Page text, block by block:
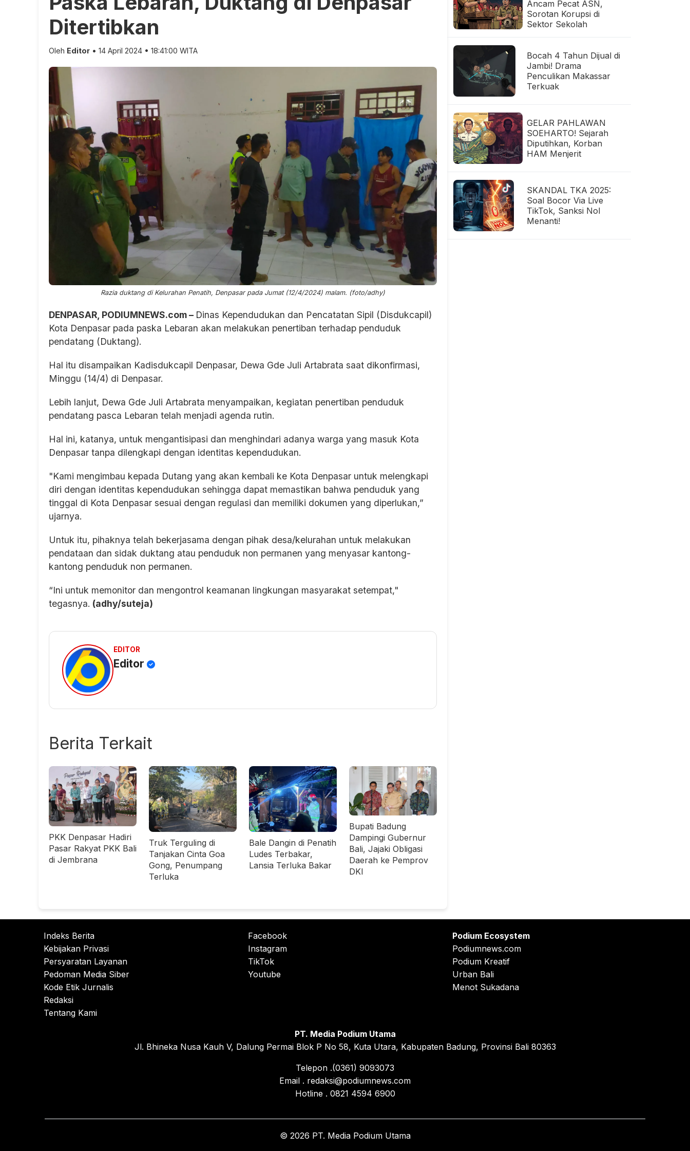
Ditertibkan
Oleh Editor • 14 April 2024 • 18:41:00 WITA
Razia duktang di Kelurahan Penatih, Denpasar pada Jumat (12/4/2024) malam. (foto/adhy)
DENPASAR, PODIUMNEWS.com – Dinas Kependudukan dan Pencatatan Sipil (Disdukcapil)
Kota Denpasar pada paska Lebaran akan melakukan penertiban terhadap penduduk
pendatang (Duktang).
Hal itu disampaikan Kadisdukcapil Denpasar, Dewa Gde Juli Artabrata saat dikonfirmasi,
Minggu (14/4) di Denpasar.
Lebih lanjut, Dewa Gde Juli Artabrata menyampaikan, kegiatan penertiban penduduk
pendatang pasca Lebaran telah menjadi agenda rutin.
Hal ini, katanya, untuk mengantisipasi dan menghindari adanya warga yang masuk Kota
Denpasar tanpa dilengkapi dengan identitas kependudukan.
"Kami mengimbau kepada Dutang yang akan kembali ke Kota Denpasar untuk melengkapi
diri dengan identitas kependudukan sehingga dapat memastikan bahwa penduduk yang
tinggal di Kota Denpasar sesuai dengan regulasi dan memiliki dokumen yang diperlukan,”
ujarnya.
Untuk itu, pihaknya telah bekerjasama dengan pihak desa/kelurahan untuk melakukan
pendataan dan sidak duktang atau penduduk non permanen yang menyasar kantong-
kantong penduduk non permanen.
“Ini untuk memonitor dan mengontrol keamanan lingkungan masyarakat setempat,"
tegasnya. (adhy/suteja)
EDITOR
Editor
Berita Terkait
PKK Denpasar Hadiri
Pasar Rakyat PKK Bali
di Jembrana
Truk Terguling di
Tanjakan Cinta Goa
Gong, Penumpang
Terluka
Bale Dangin di Penatih
Ludes Terbakar,
Lansia Terluka Bakar
Bupati Badung
Dampingi Gubernur
Bali, Jajaki Obligasi
Daerah ke Pemprov
DKI
Ancam Pecat ASN,
Sorotan Korupsi di
Sektor Sekolah
Bocah 4 Tahun Dijual di
Jambi! Drama
Penculikan Makassar
Terkuak
GELAR PAHLAWAN
SOEHARTO! Sejarah
Diputihkan, Korban
HAM Menjerit
SKANDAL TKA 2025:
Soal Bocor Via Live
TikTok, Sanksi Nol
Menanti!
Indeks Berita
Kebijakan Privasi
Persyaratan Layanan
Pedoman Media Siber
Kode Etik Jurnalis
Redaksi
Tentang Kami
Facebook
Instagram
TikTok
Youtube
Podium Ecosystem
Podiumnews.com
Podium Kreatif
Urban Bali
Menot Sukadana
PT. Media Podium Utama
Jl. Bhineka Nusa Kauh V, Dalung Permai Blok P No 58, Kuta Utara, Kabupaten Badung, Provinsi Bali 80363
Telepon .(0361) 9093073
Email . redaksi@podiumnews.com
Hotline . 0821 4594 6900
© 2026 PT. Media Podium Utama